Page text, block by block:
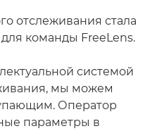
отслеживания стала
команды FreeLens.
системой
мы можем
Оператор
параметры в